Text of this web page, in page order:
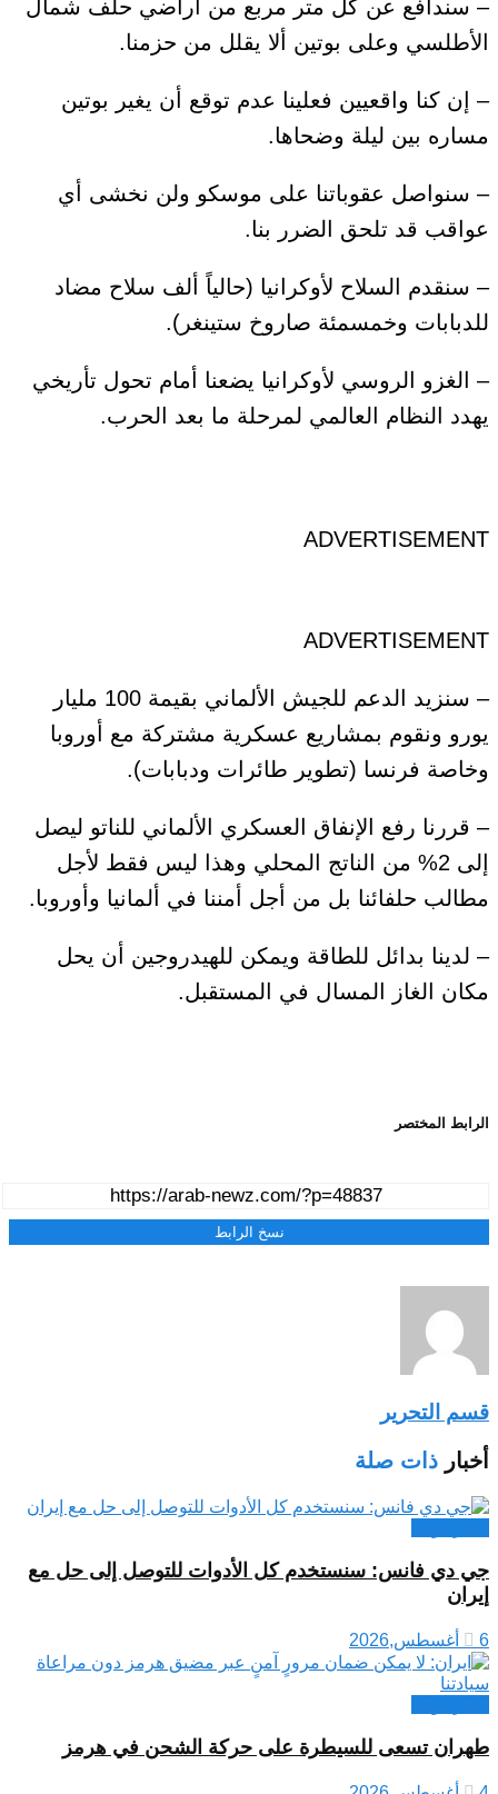
– سندافع عن كل متر مربع من أراضي حلف شمال
الأطلسي وعلى بوتين ألا يقلل من حزمنا.
– إن كنا واقعيين فعلينا عدم توقع أن يغير بوتين
مساره بين ليلة وضحاها.
– سنواصل عقوباتنا على موسكو ولن نخشى أي
عواقب قد تلحق الضرر بنا.
– سنقدم السلاح لأوكرانيا (حالياً ألف سلاح مضاد
للدبابات وخمسمئة صاروخ ستينغر).
– الغزو الروسي لأوكرانيا يضعنا أمام تحول تأريخي
يهدد النظام العالمي لمرحلة ما بعد الحرب.
ADVERTISEMENT
ADVERTISEMENT
– سنزيد الدعم للجيش الألماني بقيمة 100 مليار
يورو ونقوم بمشاريع عسكرية مشتركة مع أوروبا
وخاصة فرنسا (تطوير طائرات ودبابات).
– قررنا رفع الإنفاق العسكري الألماني للناتو ليصل
إلى 2% من الناتج المحلي وهذا ليس فقط لأجل
مطالب حلفائنا بل من أجل أمننا في ألمانيا وأوروبا.
– لدينا بدائل للطاقة ويمكن للهيدروجين أن يحل
مكان الغاز المسال في المستقبل.
الرابط المختصر
نسخ الرابط
قسم التحرير
أخبار ذات صلة
جي دي فانس: سنستخدم كل الأدوات للتوصل إلى حل مع
إيران
6 أغسطس,2026
طهران تسعى للسيطرة على حركة الشحن في هرمز